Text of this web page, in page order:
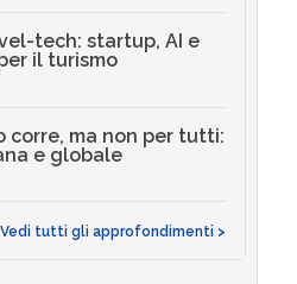
tech: startup, AI e
il turismo
corre, ma non per tutti:
e globale
Vedi tutti gli approfondimenti >